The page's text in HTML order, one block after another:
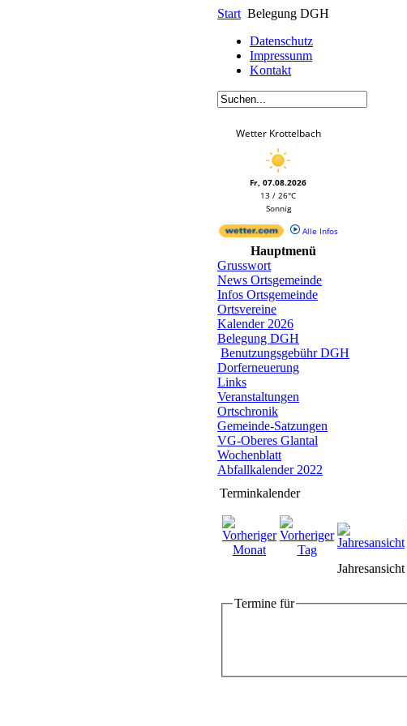
Start Belegung DGH
Datenschutz
Impressunm
Kontakt
Wetter Krottelbach
Fr, 07.08.2026
13 / 26°C
Sonnig
Alle Infos
Hauptmenü
Grusswort
News Ortsgemeinde
Infos Ortsgemeinde
Ortsvereine
Kalender 2026
Belegung DGH
Benutzungsgebühr DGH
Dorferneuerung
Links
Veranstaltungen
Ortschronik
Gemeinde-Satzungen
VG-Oberes Glantal
Wochenblatt
Abfallkalender 2022
Terminkalender
Jahresansicht
Termine für